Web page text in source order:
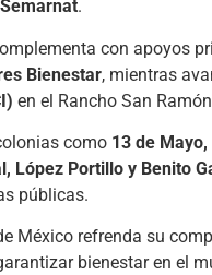
Semarnat.
con apoyos
Bienestar, mientras
en el Rancho San
como 13 de
López Portillo y Benito
públicas.
México refrenda su
bienestar en el